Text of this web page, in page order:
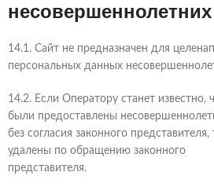
несовершеннолетних
14.1. Сайт не предназначен для
персональных данных
14.2. Если Оператору станет
были предоставлены
без согласия законного
удалены по обращению законного
представителя.